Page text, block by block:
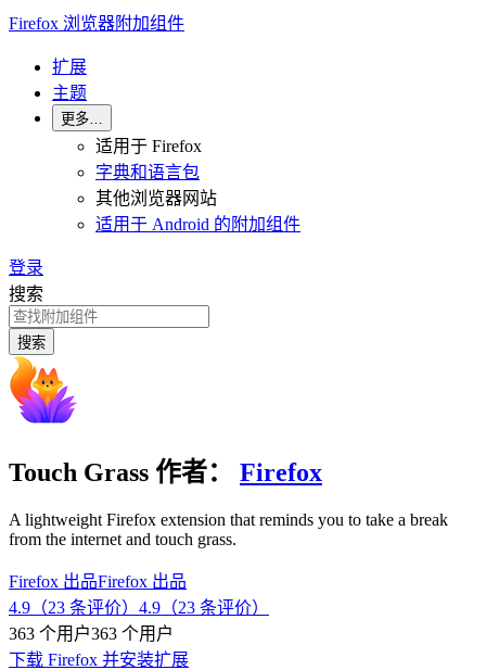
Firefox 浏览器附加组件
扩展
主题
更多…
适用于 Firefox
字典和语言包
其他浏览器网站
适用于 Android 的附加组件
登录
搜索
搜索
Touch Grass 作者： Firefox
A lightweight Firefox extension that reminds you to take a break
from the internet and touch grass.
Firefox 出品Firefox 出品
4.9（23 条评价） 4.9（23 条评价）
363 个用户363 个用户
下载 Firefox 并安装扩展